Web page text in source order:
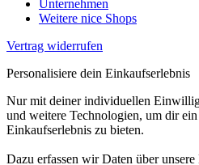
Unternehmen
Weitere nice Shops
Vertrag widerrufen
Personalisiere dein Einkaufserlebnis
Nur mit deiner individuellen
und weitere Technologien, um dir ein
Einkaufserlebnis zu bieten.
Dazu erfassen wir Daten über